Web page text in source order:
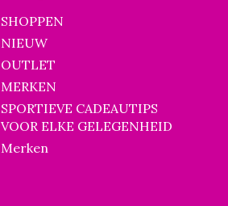
SHOPPEN
NIEUW
OUTLET
MERKEN
SPORTIEVE CADEAUTIPS
VOOR ELKE GELEGENHEID
Merken